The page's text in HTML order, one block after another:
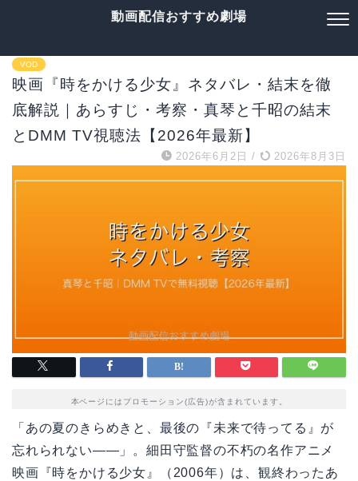
動画配信おすすめ劇場
VOD
映画『時をかける少女』ネタバレ・結末を徹
底解説｜あらすじ・考察・真琴と千昭の結末
とDMM TV視聴法【2026年最新】
2026年6月2日 / 2026年8月3日
本ページにはプロモーション(広告)が含まれています。
「あの夏のきらめきと、最後の『未来で待ってる』が
忘れられない——」。細田守監督の不朽の名作アニメ
映画『時をかける少女』（2006年）は、観終わったあ